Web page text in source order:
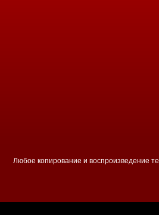
Любое копирование и воспроизведение